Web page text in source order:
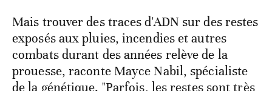
Mais trouver des traces d'ADN sur des restes
exposés aux pluies, incendies et autres
combats durant des années relève de la
prouesse, raconte Mayce Nabil, spécialiste
de la génétique. "Parfois, les restes sont très